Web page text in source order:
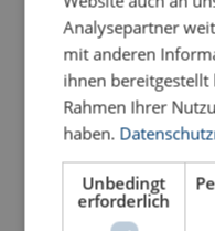
500500630450880
500500631200880
500500900150880
500500900300880
Erhöhte Sicherheit:
Bedienungsanleitung
Powertex-Lever-
Analysepartner
mit anderen
ihnen
Rahmen Ihrer
haben.
Unbedingt
erforderlich